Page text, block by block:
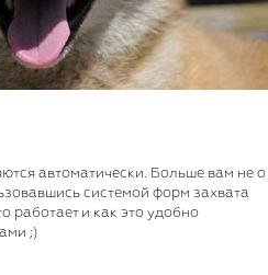
автоматически. Больше вам не
системой форм захвата
работает и как это удобно
;)